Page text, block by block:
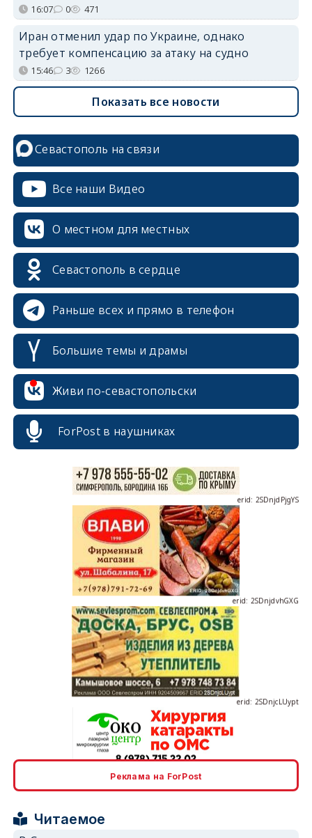
16:07 0 471
Иран отменил удар по Украине, однако
требует компенсацию за атаку на судно
15:46 3 1266
Показать все новости
Севастополь на связи
Все наши Видео
О местном для местных
Севастополь в сердце
Раньше всех и прямо в телефон
Большие темы и драмы
Живи по-севастопольски
ForPost в наушниках
erid: 2SDnjcrDNw6
erid: 2SDnjdPjgYS
erid: 2SDnjdvhGXG
Реклама на ForPost
Читаемое